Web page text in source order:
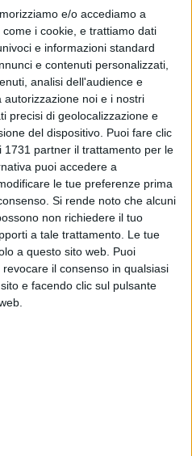
e/o accediamo a
i cookie, e trattiamo dati
e informazioni standard
e contenuti personalizzati,
analisi dell'audience e
autorizzazione noi e i nostri
precisi di geolocalizzazione e
del dispositivo. Puoi fare clic
partner il trattamento per le
puoi accedere a
le tue preferenze prima
Si rende noto che alcuni
non richiedere il tuo
a tale trattamento. Le tue
a questo sito web. Puoi
il consenso in qualsiasi
e facendo clic sul pulsante
estate di concerti. Grazie alla
capienza, come la Cava del
suggestivi come il Castello
rassegna con nomi di
il pubblico che ha gremito
nell'ambito
inoltre, parte il Sonic Park.
d'Animo, Matera Festival,
Music Festival e molto
così nel vivo la nostra
alla cultura Tiziana
Giorgia che ha mandato il